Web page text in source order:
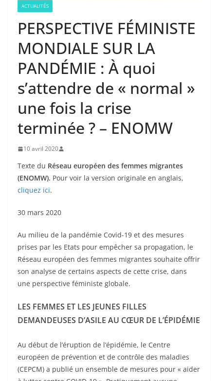
ACTUALITÉS
PERSPECTIVE FÉMINISTE
MONDIALE SUR LA
PANDÉMIE : À quoi
s’attendre de « normal »
une fois la crise
terminée ? – ENOMW
10 avril 2020
Texte du Réseau européen des femmes migrantes
(ENOMW). Pour voir la version originale en anglais,
cliquez ici.
30 mars 2020
Au milieu de la pandémie Covid-19 et des mesures
prises par les Etats pour empêcher sa propagation, le
Réseau européen des femmes migrantes souhaite offrir
son analyse de certains aspects de cette crise, dans
une perspective féministe globale.
LES FEMMES ET LES JEUNES FILLES
DEMANDEUSES D’ASILE AU CŒUR DE L’ÉPIDÉMIE
Au début de l’éruption de l’épidémie, le Centre
européen de prévention et de contrôle des maladies
(CEPCM) a publié un ensemble de mesures pour « aider